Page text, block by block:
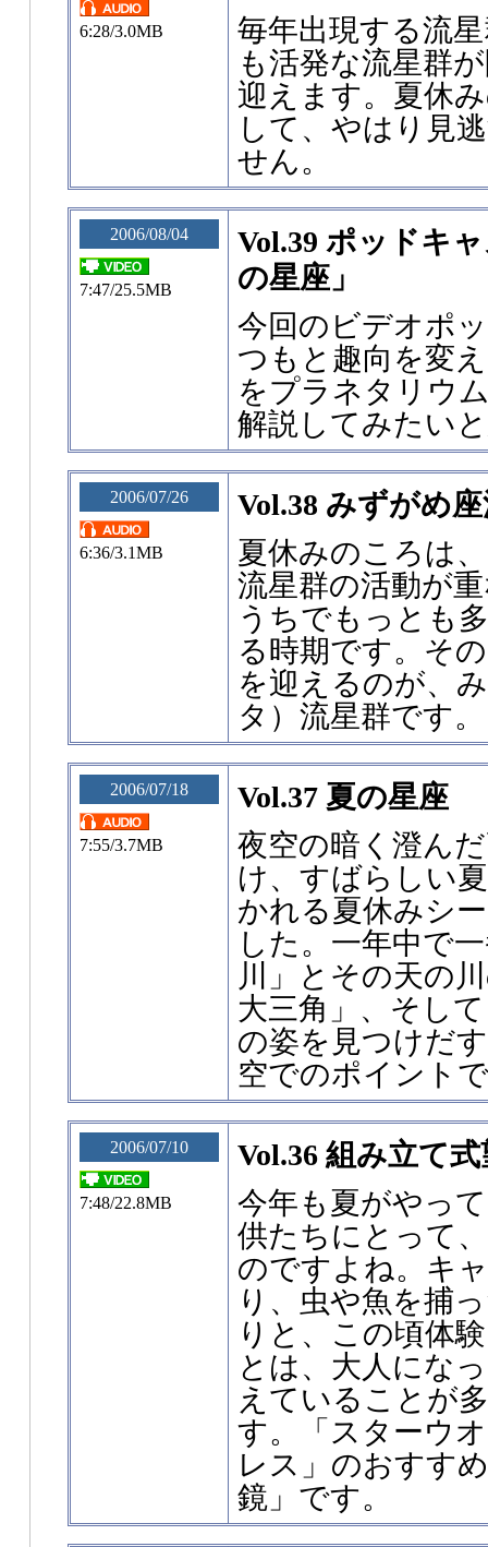
6:28/3.0MB
毎年出現する流
も活発な流星群
迎えます。夏休
して、やはり見
せん。
2006/08/04
7:47/25.5MB
Vol.39 ポッドキ
の星座」
今回のビデオポ
つもと趣向を変
をプラネタリウ
解説してみたい
2006/07/26
6:36/3.1MB
Vol.38 みずがめ
夏休みのころは
流星群の活動が
うちでもっとも
る時期です。そ
を迎えるのが、
タ）流星群です。
2006/07/18
7:55/3.7MB
Vol.37 夏の星座
夜空の暗く澄ん
け、すばらしい
かれる夏休みシ
した。一年中で
川」とその天の
大三角」、そし
の姿を見つけだ
空でのポイント
2006/07/10
7:48/22.8MB
Vol.36 組み立て
今年も夏がやっ
供たちにとって
のですよね。キ
り、虫や魚を捕
りと、この頃体
とは、大人にな
えていることが
す。「スターウ
レス」のおすす
鏡」です。